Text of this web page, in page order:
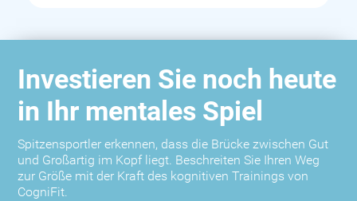
Investieren Sie noch heute
in Ihr mentales Spiel
Spitzensportler erkennen, dass die Brücke zwischen Gut
und Großartig im Kopf liegt. Beschreiten Sie Ihren Weg
zur Größe mit der Kraft des kognitiven Trainings von
CogniFit.